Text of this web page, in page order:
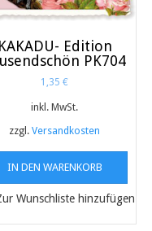
KAKADU- Edition
PK704
1,35€
inkl. MwSt.
zzgl.Versandkosten
IN DEN WARENKORB